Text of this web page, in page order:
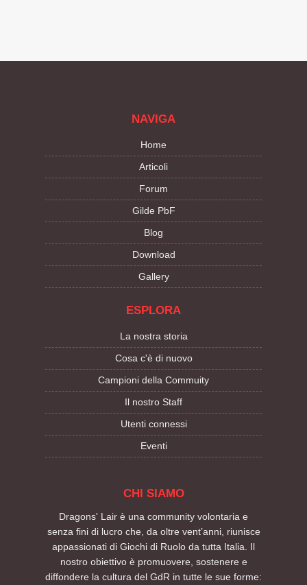
NAVIGA
Home
Articoli
Forum
Gilde PbF
Blog
Download
Gallery
ESPLORA
La nostra storia
Cosa c'è di nuovo
Campioni della Commuity
Il nostro Staff
Utenti connessi
Eventi
CHI SIAMO
Dragons' Lair è una community volontaria e
senza fini di lucro che, da oltre vent’anni, riunisce
appassionati di Giochi di Ruolo da tutta Italia. Il
nostro obiettivo è promuovere, sostenere e
diffondere la cultura del GdR in tutte le sue forme: